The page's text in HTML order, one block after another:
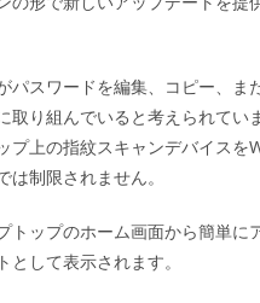
パスワードを編集、コピー、ま
取り組んでいると考えられてい
プ上の指紋スキャンデバイスを
は制限されません。
トップのホーム画面から簡単に
として表示されます。